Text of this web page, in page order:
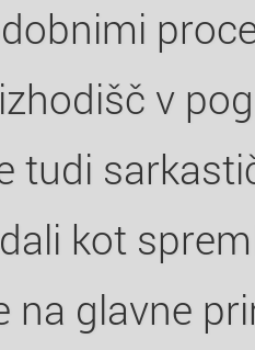
v
tudi
kot
na glavne